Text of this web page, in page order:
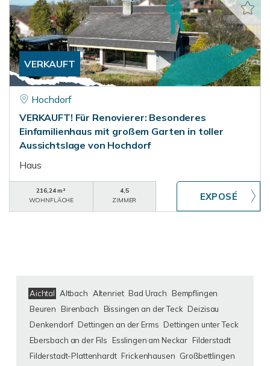
VERKAUFT
Hochdorf
VERKAUFT! Für Renovierer: Besonderes
Einfamilienhaus mit großem Garten in toller
Aussichtslage von Hochdorf
Haus
216,24 m²
WOHNFLÄCHE
4,5
ZIMMER
Aichtal Altbach Altenriet Bad Urach
Bempflingen
Beuren
Birenbach Bissingen an der Teck Deizisau
Denkendorf Dettingen an der Erms Dettingen unter Teck
Ebersbach an der Fils
Esslingen am Neckar Filderstadt
Filderstadt-Plattenhardt Frickenhausen Großbettlingen